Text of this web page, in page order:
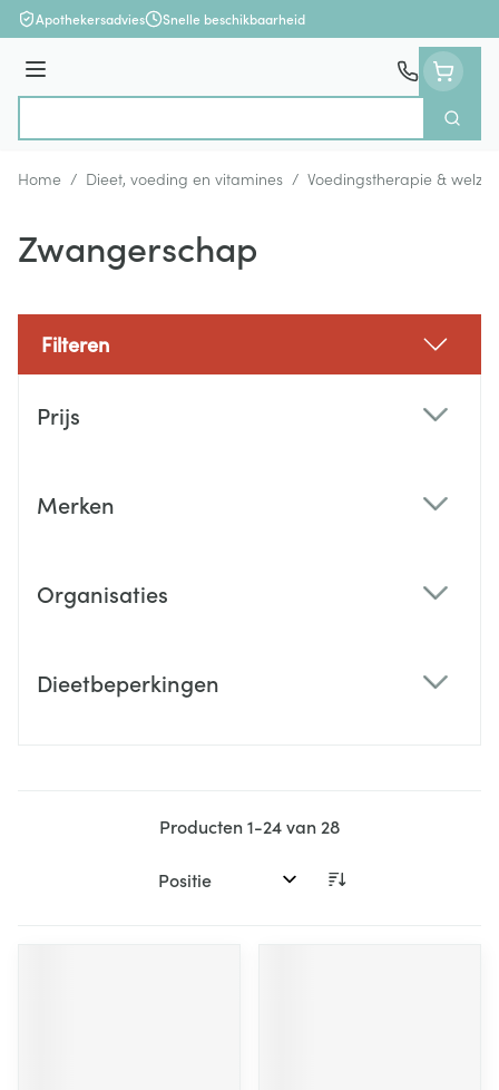
Ga naar de inhoud
Apothekersadvies Snelle beschikbaarheid
Menu
Zoek
Home / Dieet, voeding en vitamines / Voedingstherapie & welzijn
Zwangerschap
Filteren
Prijs
Merken
Organisaties
Dieetbeperkingen
Producten1-24van 28
Sorteer op: